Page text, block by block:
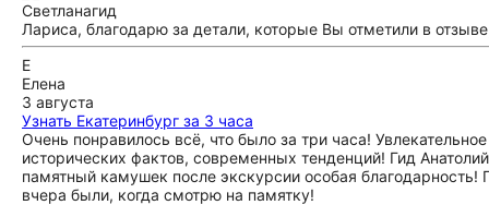
Светланагид
Лариса, благодарю за детали, которые Вы отметили в
Е
Елена
3 августа
Узнать Екатеринбург за 3 часа
Очень понравилось всё, что было за три часа!
исторических фактов, современных тенденций! Гид
памятный камушек после экскурсии особая
вчера были, когда смотрю на памятку!